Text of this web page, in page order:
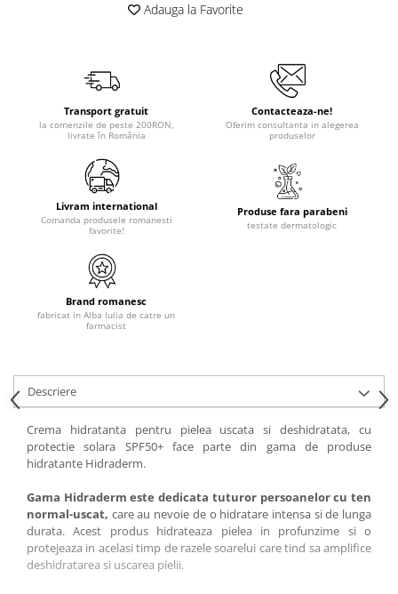
Adauga la Favorite
Transport gratuit
la comenzile de peste 200RON,
livrate în România
Contacteaza-ne!
Oferim consultanta in alegerea
produselor
Livram international
Comanda produsele romanesti
favorite!
Produse fara parabeni
testate dermatologic
Brand romanesc
fabricat in Alba Iulia de catre un
farmacist
Descriere
Crema hidratanta pentru pielea uscata si deshidratata, cu
protectie solara SPF50+ face parte din gama de produse
hidratante Hidraderm.
Gama Hidraderm este dedicata tuturor persoanelor cu ten
normal-uscat, care au nevoie de o hidratare intensa si de lunga
durata. Acest produs hidrateaza pielea in profunzime si o
protejeaza in acelasi timp de razele soarelui care tind sa amplifice
deshidratarea si uscarea pielii.